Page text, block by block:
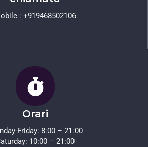
: +919468502106
Orari
Friday: 8:00 – 21:00
10:00 – 21:00